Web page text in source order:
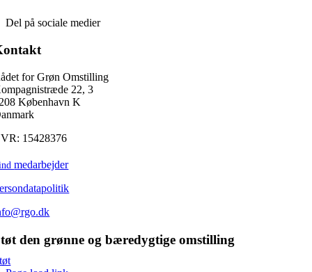
Del på sociale medier
for Grøn Omstilling
22, 3
København K
15428376
medarbejder
den grønne og bæredygtige omstilling